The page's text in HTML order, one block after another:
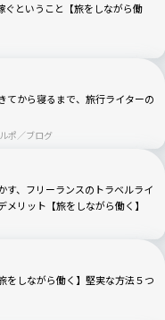
ぐということ【旅をしながら働
てから寝るまで、旅行ライターの
ポ／ブログ
す、フリーランスのトラベルライ
リット【旅をしながら働く】
をしながら働く】堅実な方法５つ